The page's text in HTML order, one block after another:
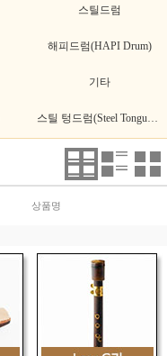
스틸드럼
해피드럼(HAPI Drum)
기타
상품명